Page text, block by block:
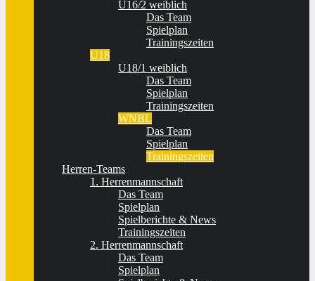
U16/2 weiblich
Das Team
Spielplan
Trainingszeiten
U18
U18/1 weiblich
Das Team
Spielplan
Trainingszeiten
WNBL
Das Team
Spielplan
Trainingszeiten
Herren-Teams
1. Herrenmannschaft
Das Team
Spielplan
Spielberichte & News
Trainingszeiten
2. Herrenmannschaft
Das Team
Spielplan